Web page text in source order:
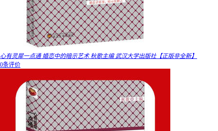
心有灵犀一点通 婚恋中的暗示艺术 秋歌主编 武汉大学出版社【正版非全新】
0条评价